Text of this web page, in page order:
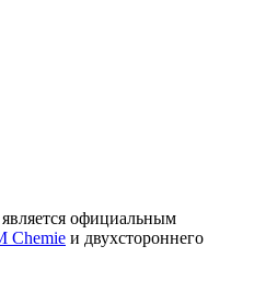
официальным
Chemie и двухстороннего